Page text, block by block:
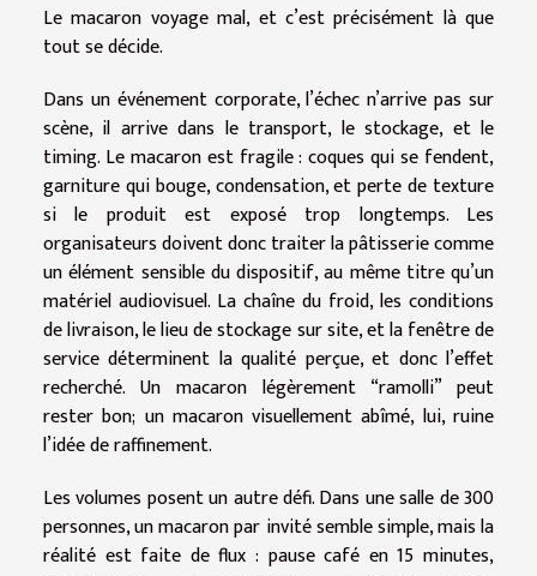
Le macaron voyage mal, et c’est précisément là que
tout se décide.
Dans un événement corporate, l’échec n’arrive pas sur
scène, il arrive dans le transport, le stockage, et le
timing. Le macaron est fragile : coques qui se fendent,
garniture qui bouge, condensation, et perte de texture
si le produit est exposé trop longtemps. Les
organisateurs doivent donc traiter la pâtisserie comme
un élément sensible du dispositif, au même titre qu’un
matériel audiovisuel. La chaîne du froid, les conditions
de livraison, le lieu de stockage sur site, et la fenêtre de
service déterminent la qualité perçue, et donc l’effet
recherché. Un macaron légèrement “ramolli” peut
rester bon; un macaron visuellement abîmé, lui, ruine
l’idée de raffinement.
Les volumes posent un autre défi. Dans une salle de 300
personnes, un macaron par invité semble simple, mais la
réalité est faite de flux : pause café en 15 minutes,